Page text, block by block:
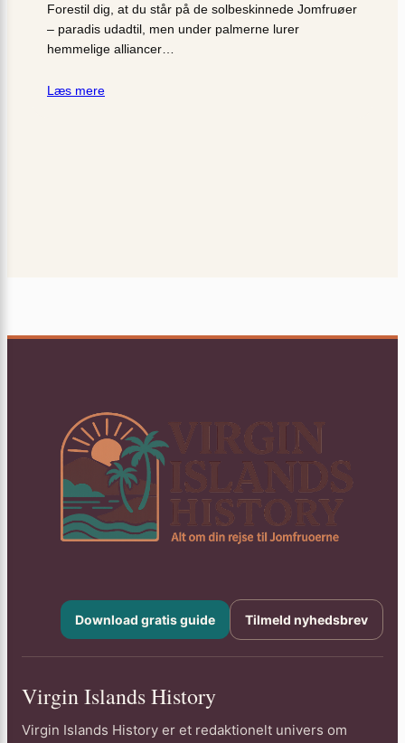
Forestil dig, at du står på de solbeskinnede Jomfruøer
– paradis udadtil, men under palmerne lurer
hemmelige alliancer…
Læs mere
Download gratis guide Tilmeld nyhedsbrev
Virgin Islands History
Virgin Islands History er et redaktionelt univers om